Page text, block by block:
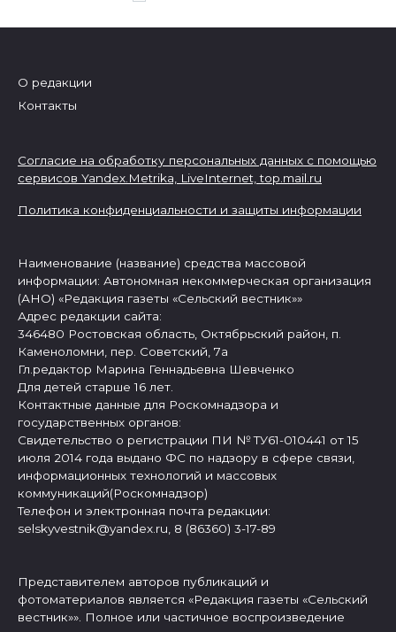
О редакции
Контакты
Согласие на обработку персональных данных с помощью
сервисов Yandex.Metrika, LiveInternet,top.mail.ru
Политика конфиденциальности и защиты информации
Наименование (название) средства массовой
информации: Автономная некоммерческая организация
(АНО) «Редакция газеты «Сельский вестник»»
Адрес редакции сайта:
346480 Ростовская область, Октябрьский район, п.
Каменоломни, пер. Советский, 7а
Гл.редактор Марина Геннадьевна Шевченко
Для детей старше 16 лет.
Контактные данные для Роскомнадзора и
государственных органов:
Свидетельство о регистрации ПИ № ТУ61-010441 от 15
июля 2014 года выдано ФС по надзору в сфере связи,
информационных технологий и массовых
коммуникаций(Роскомнадзор)
Телефон и электронная почта редакции:
selskyvestnik@yandex.ru, 8 (86360) 3-17-89
Представителем авторов публикаций и
фотоматериалов является «Редакция газеты «Сельский
вестник»». Полное или частичное воспроизведение